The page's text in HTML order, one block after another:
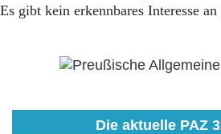
Es gibt kein erkennbares Interesse
Die aktuelle PAZ